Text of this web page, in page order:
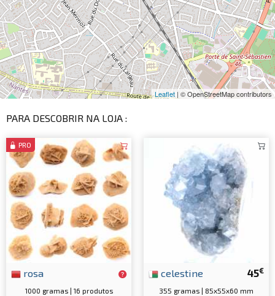
Leaflet | © OpenStreetMap contributors
PARA DESCOBRIR NA LOJA :
PRO
rosa
1000 gramas | 16 produtos
45€
celestine
355 gramas | 85x55x60 mm